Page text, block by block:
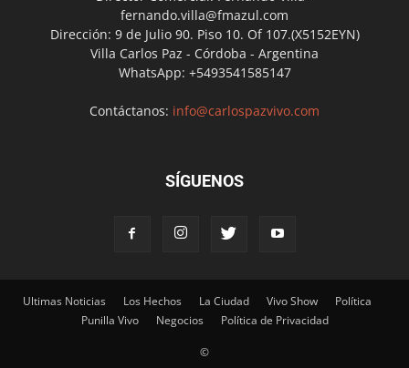
fernando.villa@fmazul.com
Dirección: 9 de Julio 90. Piso 10. Of 107.(X5152EYN)
Villa Carlos Paz - Córdoba - Argentina
WhatsApp: +5493541585147
Contáctanos: info@carlospazvivo.com
SÍGUENOS
Ultimas Noticias Los Hechos La Ciudad Vivo Show
Política
Punilla Vivo
Negocios Política de Privacidad
©